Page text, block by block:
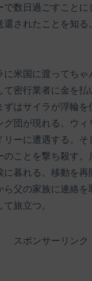
で数日過ごすことに
還されたことを知る
に米国に渡ってち
て密行業者に金を払
ずはサイラが浮輪を
グ団が現れる。ウィ
リーに遭遇する。そ
のことを撃ち殺す。
暮れる。移動を再
ら父の家族に連絡を
旅立つ。
スポンサーリンク